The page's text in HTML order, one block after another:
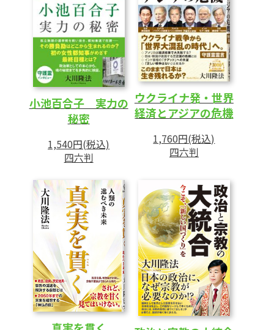
あとがき
小池百合子 実力の
秘密
1,540円(税込)
四六判
ウクライナ発・世界
経済とアジアの危機
1,760円(税込)
四六判